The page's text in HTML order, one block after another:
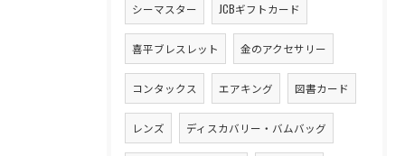
シーマスター JCBギフトカード
喜平ブレスレット 金のアクセサリー
コンタックス エアキング 図書カード
レンズ ディスカバリー・バムバッグ